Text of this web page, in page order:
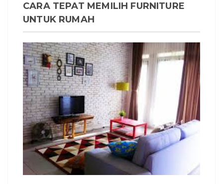
CARA TEPAT MEMILIH FURNITURE
UNTUK RUMAH